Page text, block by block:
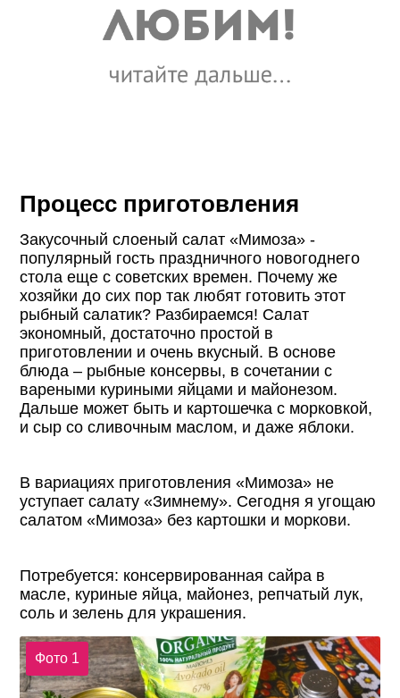
Процесс приготовления
Закусочный слоеный салат «Мимоза» -
популярный гость праздничного новогоднего
стола еще с советских времен. Почему же
хозяйки до сих пор так любят готовить этот
рыбный салатик? Разбираемся! Салат
экономный, достаточно простой в
приготовлении и очень вкусный. В основе
блюда – рыбные консервы, в сочетании с
вареными куриными яйцами и майонезом.
Дальше может быть и картошечка с морковкой,
и сыр со сливочным маслом, и даже яблоки.
В вариациях приготовления «Мимоза» не
уступает салату «Зимнему». Сегодня я угощаю
салатом «Мимоза» без картошки и моркови.
Потребуется: консервированная сайра в
масле, куриные яйца, майонез, репчатый лук,
соль и зелень для украшения.
Фото 1